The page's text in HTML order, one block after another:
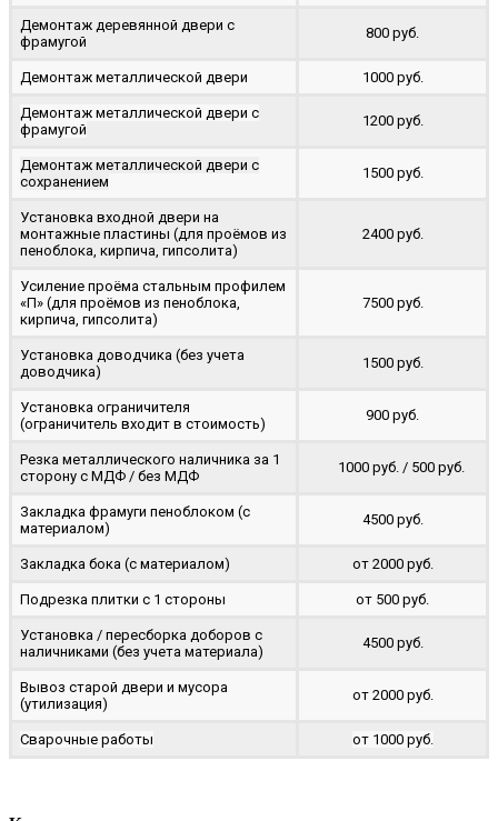
Демонтаж деревянной двери с
фрамугой
800 руб.
Демонтаж металлической двери 1000 руб.
Демонтаж металлической двери с
фрамугой
1200 руб.
Демонтаж металлической двери с
сохранением
1500 руб.
Установка входной двери на
монтажные пластины (для проёмов из
пеноблока, кирпича, гипсолита)
2400 руб.
Усиление проёма стальным профилем
«П» (для проёмов из пеноблока,
кирпича, гипсолита)
7500 руб.
Установка доводчика (без учета
доводчика)
1500 руб.
Установка ограничителя
(ограничитель входит в стоимость)
900 руб.
Резка металлического наличника за 1
сторону с МДФ / без МДФ
1000 руб. / 500 руб.
Закладка фрамуги пеноблоком (с
материалом)
4500 руб.
Закладка бока (с материалом) от 2000 руб.
Подрезка плитки с 1 стороны от 500 руб.
Установка / пересборка доборов с
наличниками (без учета материала)
4500 руб.
Вывоз старой двери и мусора
(утилизация)
от 2000 руб.
Сварочные работы от 1000 руб.